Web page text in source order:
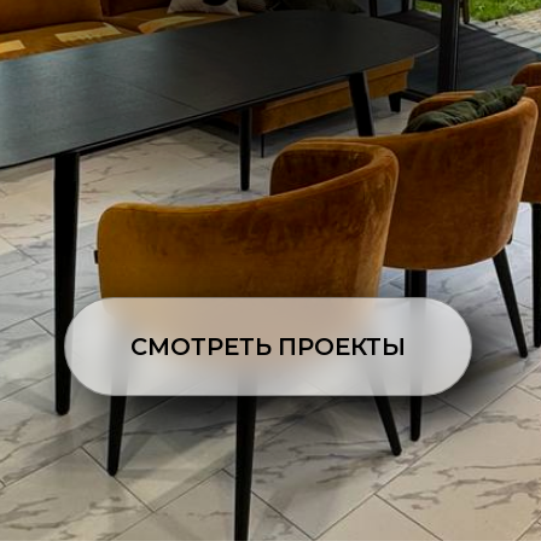
СМОТРЕТЬ ПРОЕКТЫ